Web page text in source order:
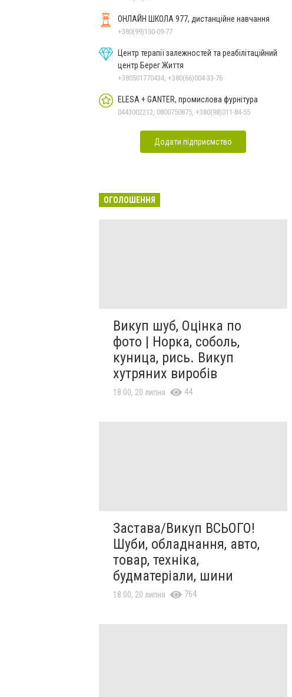
ОНЛАЙН ШКОЛА 977, дистанційне навчання
+380(99)150-09-77
Центр терапії залежностей та реабілітаційний
центр Берег Життя
+380501770434, +380(66)004-33-76
ELESA + GANTER, промислова фурнітура
0443002212, 0800750875, +380(98)011-84-55
Додати підприємство
ОГОЛОШЕННЯ
Викуп шуб, Оцінка по
фото | Норка, соболь,
куница, рись. Викуп
хутряних виробів
18:00, 20 липня 44
Застава/Викуп ВСЬОГО!
Шуби, обладнання, авто,
товар, техніка,
будматеріали, шини
18:00, 20 липня 764